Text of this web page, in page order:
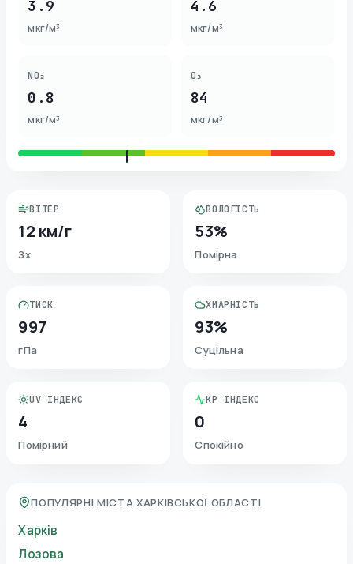
3.9
мкг/м³
4.6
мкг/м³
NO₂
0.8
мкг/м³
O₃
84
мкг/м³
ВІТЕР
12 км/г
Зх
ВОЛОГІСТЬ
53%
Помірна
ТИСК
997
гПа
ХМАРНІСТЬ
93%
Суцільна
UV ІНДЕКС
4
Помірний
KP ІНДЕКС
0
Спокійно
ПОПУЛЯРНІ МІСТА ХАРКІВСЬКОЇ ОБЛАСТІ
Харків
Лозова